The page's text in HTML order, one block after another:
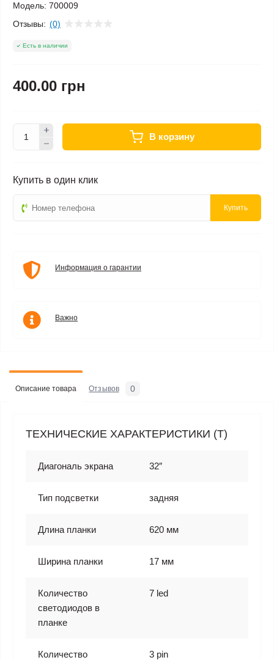
Модель: 700009
Отзывы: (0)
Есть в наличии
400.00 грн
В корзину
Купить в один клик
Купить
Информация о гарантии
Важно
Описание товара Отзывов 0
ТЕХНИЧЕСКИЕ ХАРАКТЕРИСТИКИ (T)
Диагональ экрана 32″
Тип подсветки задняя
Длина планки 620 мм
Ширина планки 17 мм
Количество
светодиодов в
планке
7 led
Количество
3 pin